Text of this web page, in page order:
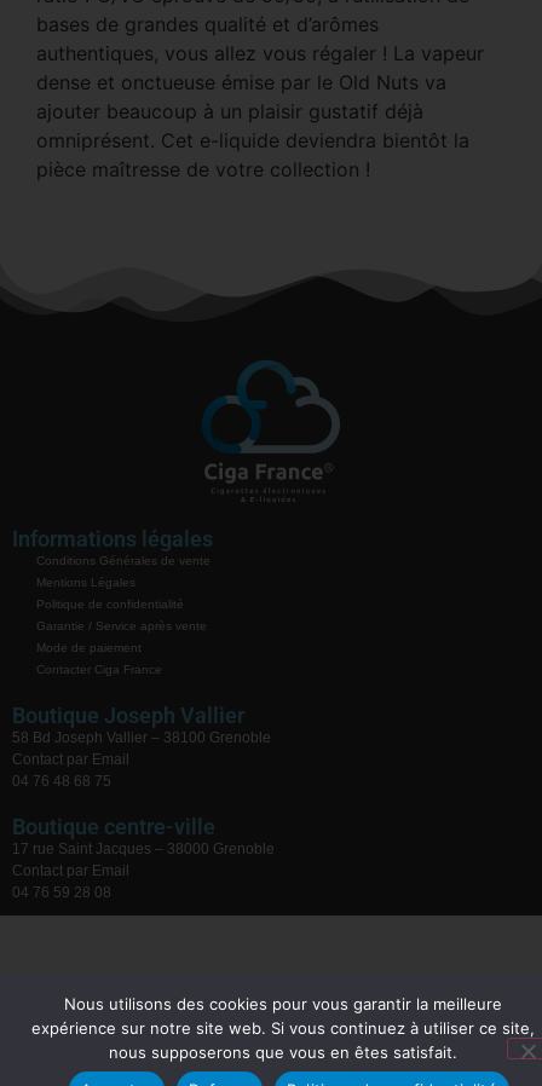
bases de grandes qualité et d’arômes
authentiques, vous allez vous régaler ! La vapeur
dense et onctueuse émise par le Old Nuts va
ajouter beaucoup à un plaisir gustatif déjà
omniprésent. Cet e-liquide deviendra bientôt la
pièce maîtresse de votre collection !
Informations légales
Conditions Générales de vente
Mentions Légales
Politique de confidentialité
Garantie / Service après vente
Mode de paiement
Contacter Ciga France
Boutique Joseph Vallier
58 Bd Joseph Vallier – 38100 Grenoble
Contact par Email
04 76 48 68 75
Boutique centre-ville
17 rue Saint Jacques – 38000 Grenoble
Contact par Email
04 76 59 28 08
Nous utilisons des cookies pour vous garantir la meilleure
expérience sur notre site web. Si vous continuez à utiliser ce site,
nous supposerons que vous en êtes satisfait.